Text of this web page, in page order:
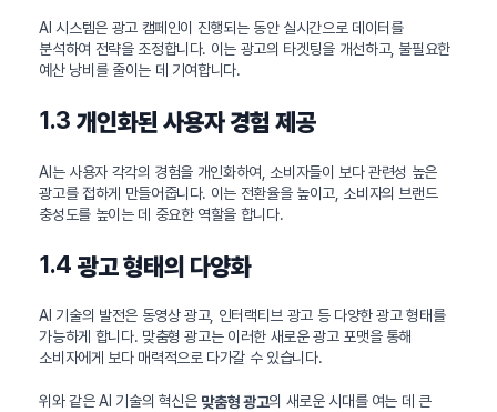
AI 시스템은 광고 캠페인이 진행되는 동안 실시간으로 데이터를
분석하여 전략을 조정합니다. 이는 광고의 타겟팅을 개선하고, 불필요한
예산 낭비를 줄이는 데 기여합니다.
1.3 개인화된 사용자 경험 제공
AI는 사용자 각각의 경험을 개인화하여, 소비자들이 보다 관련성 높은
광고를 접하게 만들어줍니다. 이는 전환율을 높이고, 소비자의 브랜드
충성도를 높이는 데 중요한 역할을 합니다.
1.4 광고 형태의 다양화
AI 기술의 발전은 동영상 광고, 인터랙티브 광고 등 다양한 광고 형태를
가능하게 합니다. 맞춤형 광고는 이러한 새로운 광고 포맷을 통해
소비자에게 보다 매력적으로 다가갈 수 있습니다.
위와 같은 AI 기술의 혁신은 맞춤형 광고의 새로운 시대를 여는 데 큰